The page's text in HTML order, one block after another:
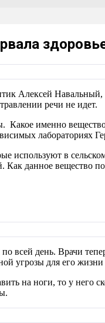
Алексей
речи не идет.
именно
лабораториях
в
данное вещество
всей день. Врачи
угрозы для его жизни
на ноги, то у него